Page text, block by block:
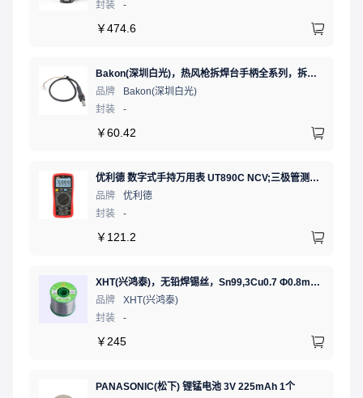
封装
-
￥474.6
Bakon(深圳白光)，热风枪拆焊台手柄全系列，拆焊台手柄(联合蓝)，HF850D-853B
品牌
Bakon(深圳白光)
封装
-
￥60.42
优利德 数字式手持万用表 UT890C NCV;三极管测试;二极管测试;火线辨别;真有效值;通断测试
品牌
优利德
封装
-
￥ 121.2
XHT(兴鸿泰)，无铅焊锡丝，Sn99,3Cu0.7 Ф0.8mm 500G，环保锡线，免洗焊锡丝/锡线,1卷（含松香）
品牌
XHT(兴鸿泰)
封装
-
￥ 245
PANASONIC(松下) 锂锰电池 3V 225mAh 1个